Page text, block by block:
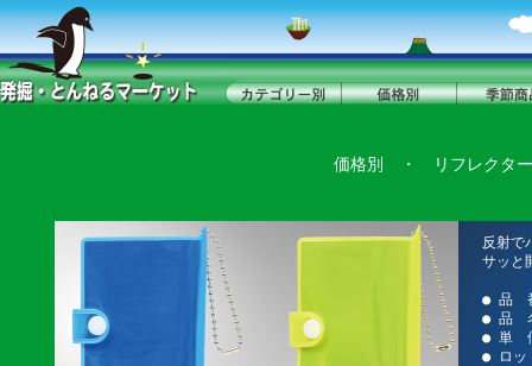
価格別 ・ リフレクタ
反射で
サッと
● 品
● 品 名
● 単
● ロッ